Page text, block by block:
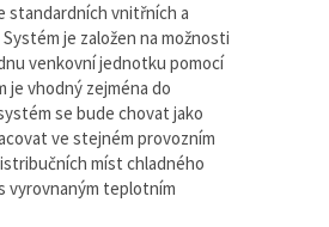
standardních vnitřních a
je založen na možnosti
venkovní jednotku pomocí
je vhodný zejména do
se bude chovat jako
ve stejném provozním
míst chladného
vyrovnaným teplotním